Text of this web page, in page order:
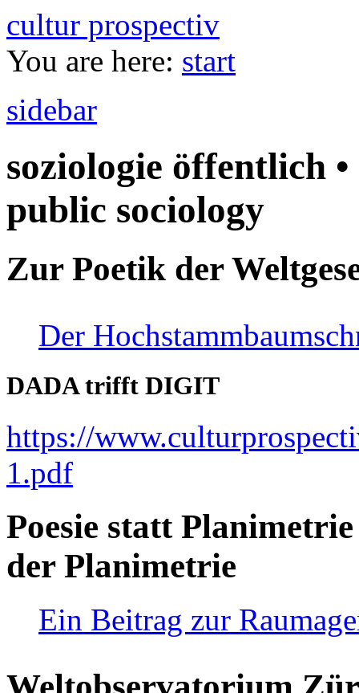
cultur prospectiv
You are here: start
sidebar
soziologie öffentlich
public sociology
Zur Poetik der
Der
DADA trifft DIGIT
https://
1.pdf
Poesie statt
der Planimetrie
Ein Beitrag zur